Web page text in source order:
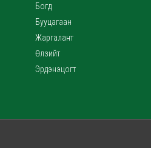
Богд
Бууцагаан
Жаргалант
Өлзийт
Эрдэнэцогт